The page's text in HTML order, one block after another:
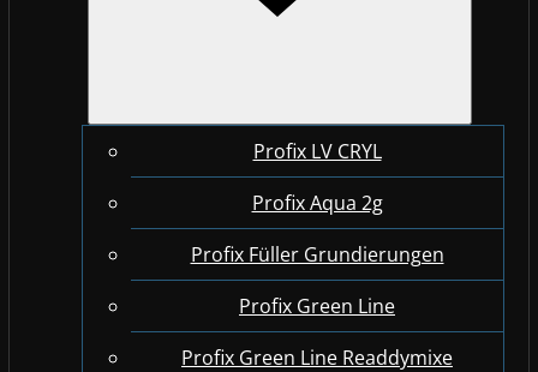
Profix LV CRYL
Profix Aqua 2g
Profix Füller Grundierungen
Profix Green Line
Profix Green Line Readdymixe